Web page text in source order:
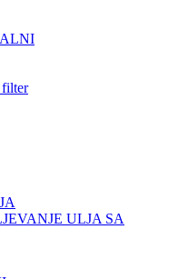
filter
ULJA SA